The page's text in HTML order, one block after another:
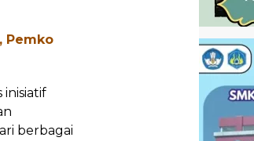
Pemko
inisiatif
berbagai